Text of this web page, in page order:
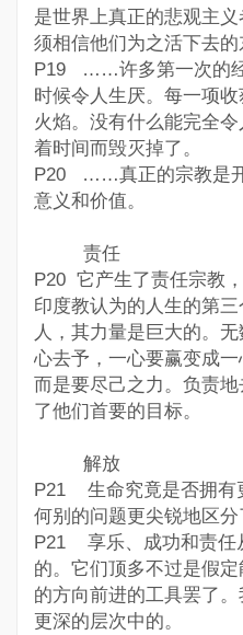
是世界上真正的悲观主
须相信他们为之活下去的
P19 ……许多第一次的
时候令人生厌。每一项
火焰。没有什么能完全
着时间而毁灭掉了。
P20 ……真正的宗教是
意义和价值。
责任
P20 它产生了责任宗教
印度教认为的人生的第
人，其力量是巨大的。
心去予，一心要赢变成
而是要尽己之力。负责
了他们首要的目标。
解放
P21 生命究竟是否拥有
何别的问题更尖锐地区分
P21 享乐、成功和责任
的。它们顶多不过是假
的方向前进的工具罢了
更深的层次中的。